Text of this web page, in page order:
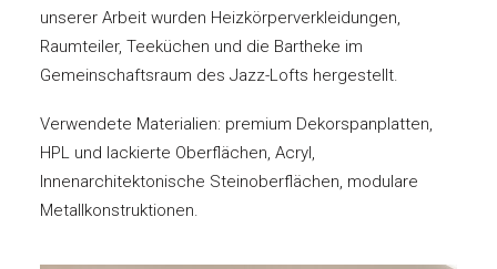
unserer Arbeit wurden Heizkörperverkleidungen,
Raumteiler, Teeküchen und die Bartheke im
Gemeinschaftsraum des Jazz-Lofts hergestellt.
Verwendete Materialien: premium Dekorspanplatten,
HPL und lackierte Oberflächen, Acryl,
Innenarchitektonische Steinoberflächen, modulare
Metallkonstruktionen.